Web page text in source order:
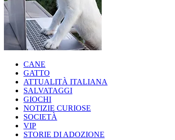
CANE
GATTO
ATTUALITÀ ITALIANA
SALVATAGGI
GIOCHI
NOTIZIE CURIOSE
SOCIETÀ
VIP
STORIE DI ADOZIONE